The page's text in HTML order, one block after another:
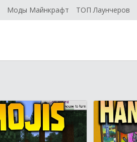
Моды Майнкрафт ТОП Лаунчеров